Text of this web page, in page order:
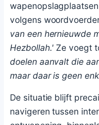
volgens
van een hernieuwde
Hezbollah.' Ze voegt
doelen aanvalt die
maar daar is geen
De situatie blijft
navigeren tussen